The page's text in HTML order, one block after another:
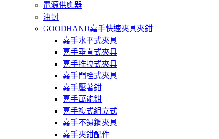
電源供應器
油封
GOODHAND嘉手快速夾具夾鉗
嘉手水平式夾具
嘉手垂直式夾具
嘉手推拉式夾具
嘉手門栓式夾具
嘉手壓著鉗
嘉手萬能鉗
嘉手複式組立式
嘉手不鏽鋼夾具
嘉手夾鉗配件